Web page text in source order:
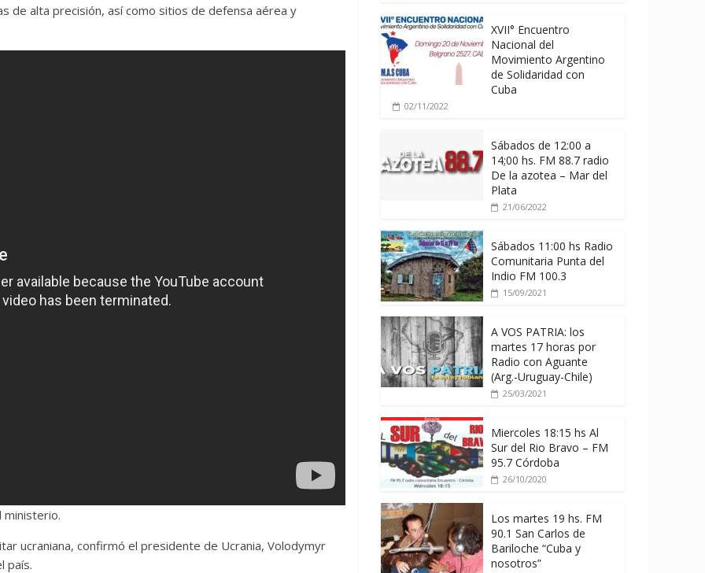
de alta precisión, así como sitios de defensa aérea y
ministerio.
ucraniana, confirmó el presidente de Ucrania, Volodymyr
país.
XVII° Encuentro
Nacional del
Movimiento Argentino
de Solidaridad con
Cuba
02/11/2022
Sábados de 12:00 a
14;00 hs. FM 88.7 radio
De la azotea – Mar del
Plata
21/06/2022
Sábados 11:00 hs Radio
Comunitaria Punta del
Indio FM 100.3
15/09/2021
A VOS PATRIA: los
martes 17 horas por
Radio con Aguante
(Arg.-Uruguay-Chile)
25/03/2021
Miercoles 18:15 hs Al
Sur del Rio Bravo – FM
95.7 Córdoba
26/10/2020
Los martes 19 hs. FM
90.1 San Carlos de
Bariloche “Cuba y
nosotros”